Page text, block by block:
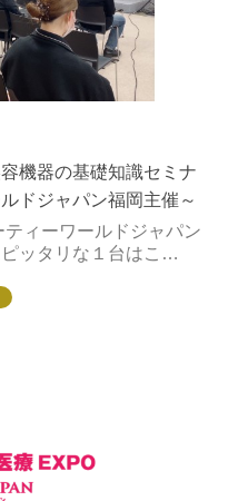
機器の基礎知識セミナ
ドジャパン福岡主催～
ィーワールドジャパン
ッタリな１台はこ
えてくるマシンとの...